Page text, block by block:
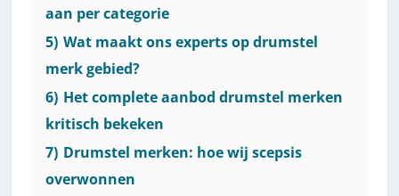
aan per categorie
5) Wat maakt ons experts op drumstel
merk gebied?
6) Het complete aanbod drumstel merken
kritisch bekeken
7) Drumstel merken: hoe wij scepsis
overwonnen